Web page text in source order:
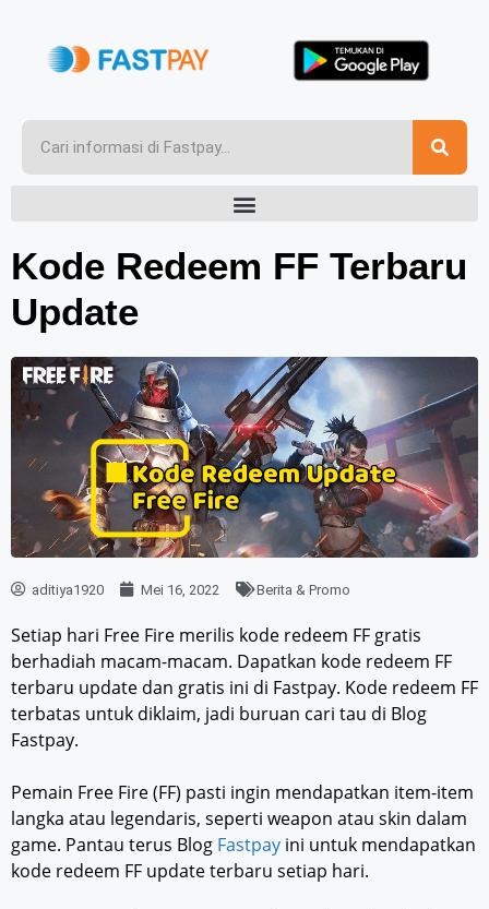
Kode Redeem FF Terbaru
Update
aditiya1920 Mei 16, 2022 Berita & Promo
Setiap hari Free Fire merilis kode redeem FF gratis
berhadiah macam-macam. Dapatkan kode redeem FF
terbaru update dan gratis ini di Fastpay. Kode redeem FF
terbatas untuk diklaim, jadi buruan cari tau di Blog
Fastpay.
Pemain Free Fire (FF) pasti ingin mendapatkan item-item
langka atau legendaris, seperti weapon atau skin dalam
game. Pantau terus Blog Fastpay ini untuk mendapatkan
kode redeem FF update terbaru setiap hari.